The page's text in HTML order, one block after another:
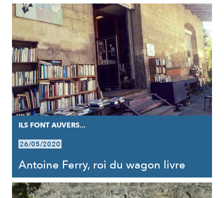
ILS FONT AUVERS...
26/05/2020
Antoine Ferry, roi du wagon livre